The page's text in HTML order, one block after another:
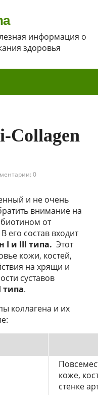
информация о
здоровья
Collagen
0
и не очень
внимание на
биотином от
В его состав входит
I и III типа.Этот
кожи, костей,
на хрящи и
суставов
типа.
коллагена и их
коже,
стенке